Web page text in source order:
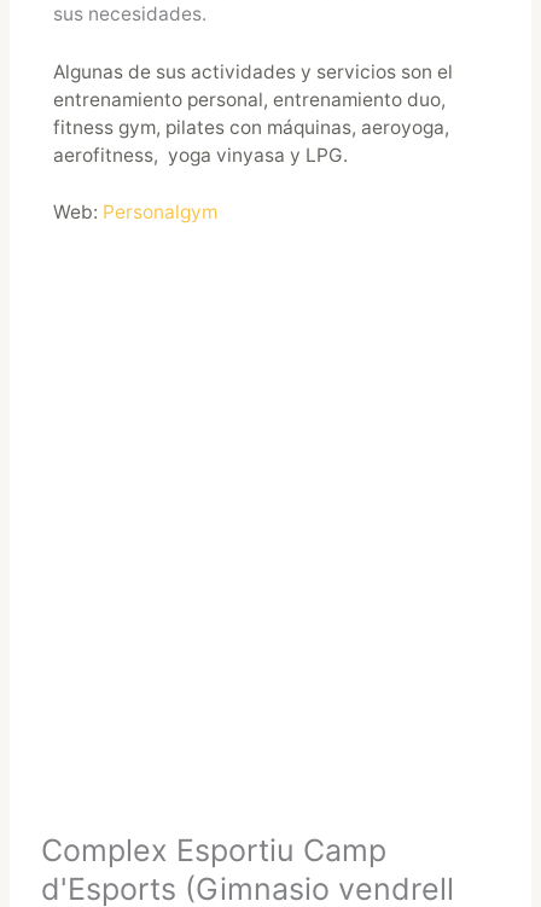
sus necesidades.
Algunas de sus actividades y servicios son el
entrenamiento personal, entrenamiento duo,
fitness gym, pilates con máquinas, aeroyoga,
aerofitness, yoga vinyasa y LPG.
Web: Personalgym
Complex Esportiu Camp
d'Esports (Gimnasio vendrell